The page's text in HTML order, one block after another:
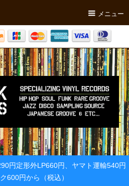
メニュー
円定形外LP660円、ヤマト運輸540円
600円から（税込）